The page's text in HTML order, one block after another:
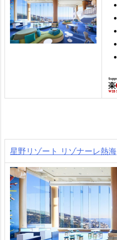
星野リゾート リゾナーレ熱海